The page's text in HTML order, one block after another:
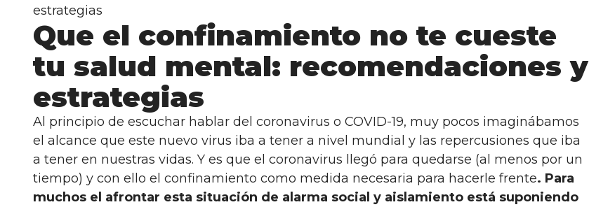
estrategias
Que el confinamiento no te cueste
tu salud mental: recomendaciones y
estrategias
Al principio de escuchar hablar del coronavirus o COVID-19, muy pocos imaginábamos
el alcance que este nuevo virus iba a tener a nivel mundial y las repercusiones que iba
a tener en nuestras vidas. Y es que el coronavirus llegó para quedarse (al menos por un
tiempo) y con ello el confinamiento como medida necesaria para hacerle frente. Para
muchos el afrontar esta situación de alarma social y aislamiento está suponiendo